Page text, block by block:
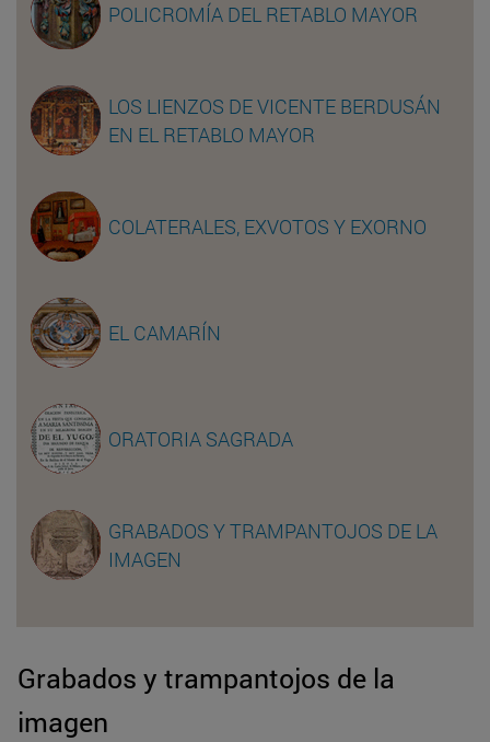
POLICROMÍA DEL RETABLO MAYOR
LOS LIENZOS DE VICENTE BERDUSÁN
EN EL RETABLO MAYOR
COLATERALES, EXVOTOS Y EXORNO
EL CAMARÍN
ORATORIA SAGRADA
GRABADOS Y TRAMPANTOJOS DE LA
IMAGEN
Grabados y trampantojos de la
imagen